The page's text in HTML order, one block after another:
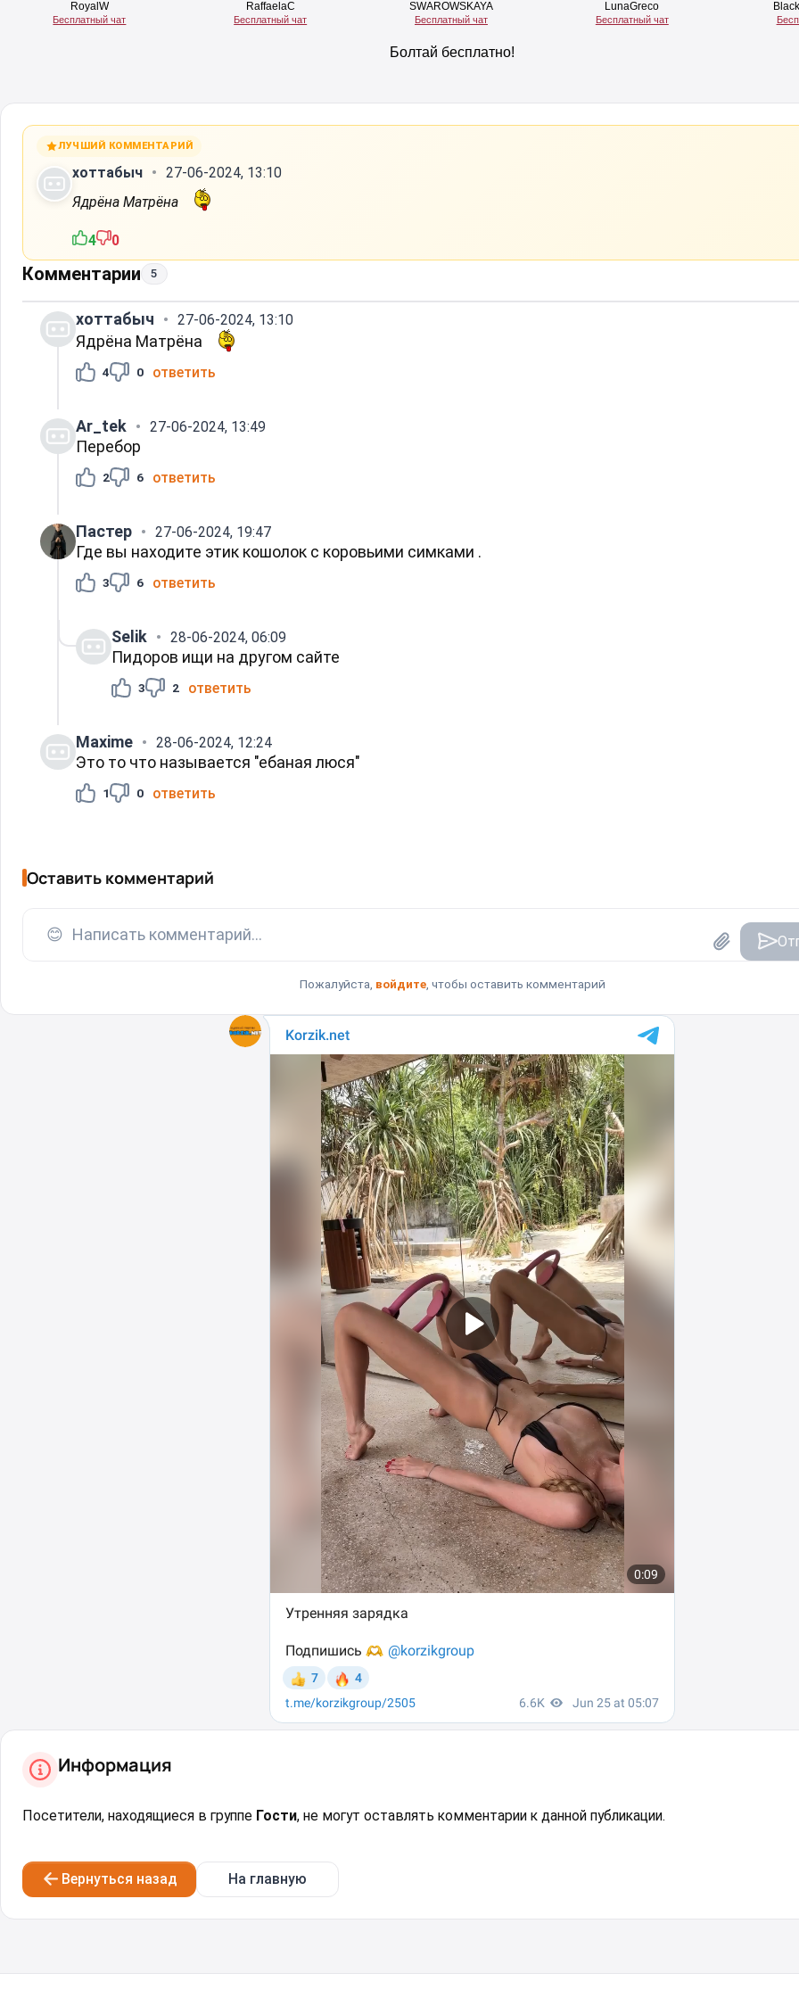
ЛУЧШИЙ КОММЕНТАРИЙ
хоттабыч
27-06-2024, 13:10
Ядрёна Матрёна
4 0
Комментарии 5
хоттабыч 27-06-2024, 13:10
Ядрёна Матрёна
4 0 ответить
Ar_tek 27-06-2024, 13:49
Перебор
2 6 ответить
Пастер 27-06-2024, 19:47
Где вы находите этик кошолок с коровьими симками .
3 6 ответить
Selik 28-06-2024, 06:09
Пидоров ищи на другом сайте
3 2 ответить
Maxime 28-06-2024, 12:24
Это то что называется "ебаная люся"
1 0 ответить
Оставить комментарий
😊 Написать комментарий...
Пожалуйста, войдите, чтобы оставить комментарий
Информация
Посетители, находящиеся в группе Гости, не могут оставлять комментарии к данной публикации.
Вернуться назад На главную